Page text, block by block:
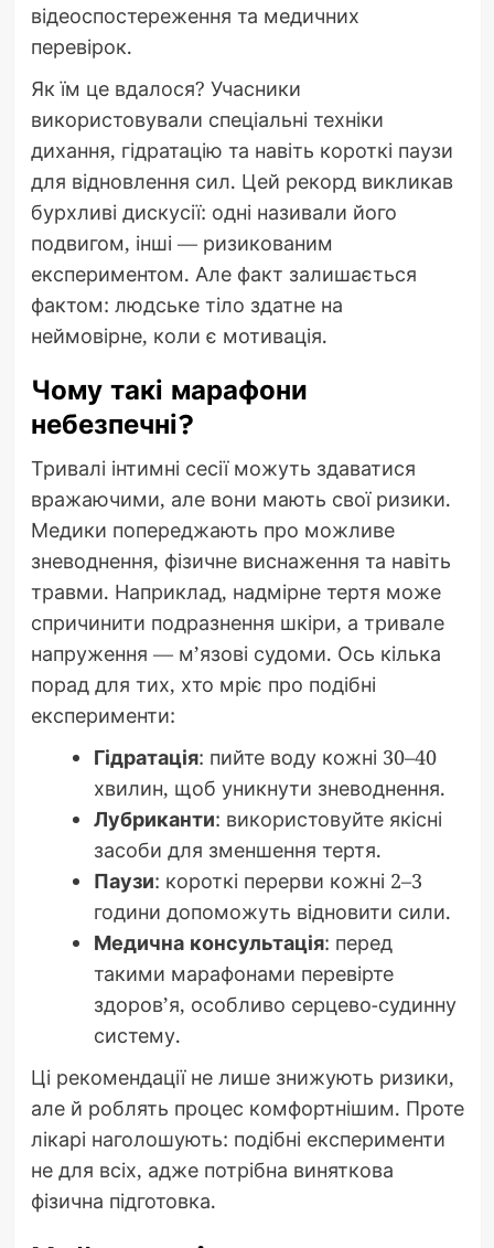
відеоспостереження та медичних
перевірок.
Як їм це вдалося? Учасники
використовували спеціальні техніки
дихання, гідратацію та навіть короткі паузи
для відновлення сил. Цей рекорд викликав
бурхливі дискусії: одні називали його
подвигом, інші — ризикованим
експериментом. Але факт залишається
фактом: людське тіло здатне на
неймовірне, коли є мотивація.
Чому такі марафони
небезпечні?
Тривалі інтимні сесії можуть здаватися
вражаючими, але вони мають свої ризики.
Медики попереджають про можливе
зневоднення, фізичне виснаження та навіть
травми. Наприклад, надмірне тертя може
спричинити подразнення шкіри, а тривале
напруження — м’язові судоми. Ось кілька
порад для тих, хто мріє про подібні
експерименти:
Гідратація: пийте воду кожні 30–40
хвилин, щоб уникнути зневоднення.
Лубриканти: використовуйте якісні
засоби для зменшення тертя.
Паузи: короткі перерви кожні 2–3
години допоможуть відновити сили.
Медична консультація: перед
такими марафонами перевірте
здоров’я, особливо серцево-судинну
систему.
Ці рекомендації не лише знижують ризики,
але й роблять процес комфортнішим. Проте
лікарі наголошують: подібні експерименти
не для всіх, адже потрібна виняткова
фізична підготовка.